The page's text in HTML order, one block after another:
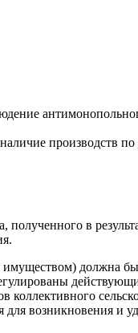
производств
в
имуществом) должна
возникновения и